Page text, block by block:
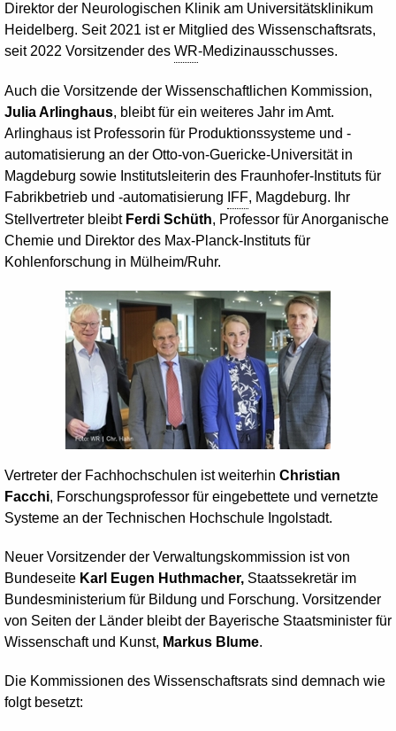
Direktor der Neurologischen Klinik am Universitätsklinikum
Heidelberg. Seit 2021 ist er Mitglied des Wissenschaftsrats,
seit 2022 Vorsitzender des WR-Medizinausschusses.
Auch die Vorsitzende der Wissenschaftlichen Kommission,
Julia Arlinghaus, bleibt für ein weiteres Jahr im Amt.
Arlinghaus ist Professorin für Produktionssysteme und -
automatisierung an der Otto-von-Guericke-Universität in
Magdeburg sowie Institutsleiterin des Fraunhofer-Instituts für
Fabrikbetrieb und -automatisierung
IFF, Magdeburg. Ihr
Stellvertreter bleibt Ferdi Schüth, Professor für Anorganische
Chemie und Direktor des Max-Planck-Instituts für
Kohlenforschung in Mülheim/Ruhr.
Vertreter der Fachhochschulen ist weiterhin Christian
Facchi, Forschungsprofessor für eingebettete und vernetzte
Systeme an der Technischen Hochschule Ingolstadt.
Neuer Vorsitzender der Verwaltungskommission ist von
Bundeseite Karl Eugen Huthmacher, Staatssekretär im
Bundesministerium für Bildung und Forschung. Vorsitzender
von Seiten der Länder bleibt der Bayerische Staatsminister für
Wissenschaft und Kunst, Markus Blume.
Die Kommissionen des Wissenschaftsrats sind demnach wie
folgt besetzt: